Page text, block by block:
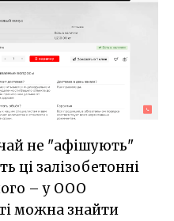
не "афішують"
ці залізобетонні
– у ООО
можна знайти